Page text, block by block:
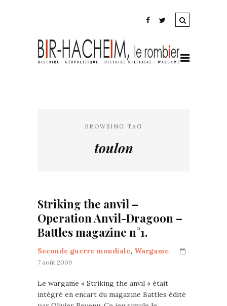
BROWSING TAG
toulon
Striking the anvil –
Operation Anvil-Dragoon –
Battles magazine n°1.
Seconde guerre mondiale, Wargame
7 août 2009
Le wargame « Striking the anvil » était
intégré en encart du magazine Battles édité